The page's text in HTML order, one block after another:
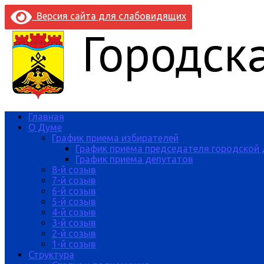
Версия сайта для слабовидящих
Главная
О Думе
График приема избирателей
График приема председателя
График приема депутатов
8-й созыв
7-й созыв
6-й созыв
5-й созыв
4-й созыв
3-й созыв
2-й созыв
1-й созыв
Структура